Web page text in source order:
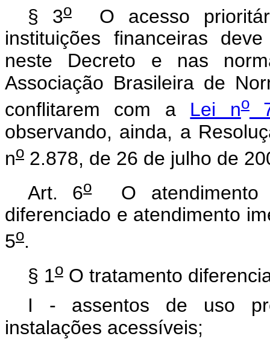
§ 3oO acesso
instituições financeiras
neste Decreto e nas
Associação Brasileira de
conflitarem com a Lei no
observando, ainda, a
no 2.878, de 26 de julho de
Art. 6oO atendimento
diferenciado e atendimento
5o.
§ 1oO tratamento
I - assentos de uso
instalações acessíveis;